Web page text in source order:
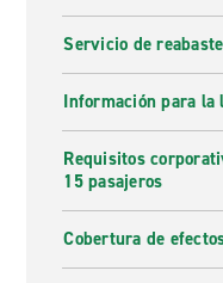
Servicio de
Información para la
Requisitos
15 pasajeros
Cobertura de